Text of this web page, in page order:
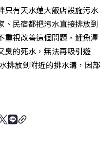
只有天水蓮大飯店設施污水
、民宿都把污水直接排放到
重視改善這個問題，鯉魚潭
臭的死水，無法再吸引遊
排放到附近的排水溝，因部